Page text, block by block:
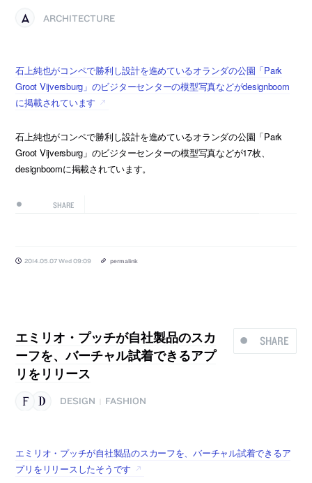
ARCHITECTURE
石上純也がコンペで勝利し設計を進めているオランダの公園「Park
Groot Vijversburg」のビジターセンターの模型写真などがdesignboom
に掲載されています
石上純也がコンペで勝利し設計を進めているオランダの公園「Park
Groot Vijversburg」のビジターセンターの模型写真などが17枚、
designboomに掲載されています。
SHARE
2014.05.07 Wed 09:09 permalink
SHARE
エミリオ・プッチが自社製品のスカ
ーフを、バーチャル試着できるアプ
リをリリース
DESIGN FASHION
エミリオ・プッチが自社製品のスカーフを、バーチャル試着できるア
プリをリリースしたそうです